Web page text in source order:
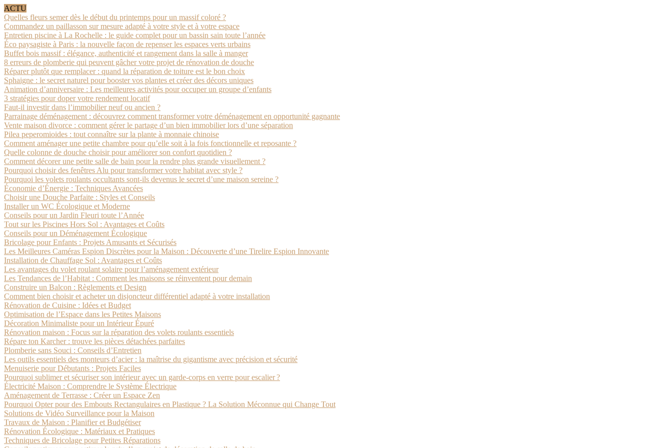
ACTU
Quelles fleurs semer dès le début du printemps pour un massif coloré ?
Commandez un paillasson sur mesure adapté à votre style et à votre espace
Entretien piscine à La Rochelle : le guide complet pour un bassin sain toute l’année
Éco paysagiste à Paris : la nouvelle façon de repenser les espaces verts urbains
Buffet bois massif : élégance, authenticité et rangement dans la salle à manger
8 erreurs de plomberie qui peuvent gâcher votre projet de rénovation de douche
Réparer plutôt que remplacer : quand la réparation de toiture est le bon choix
Sphaigne : le secret naturel pour booster vos plantes et créer des décors uniques
Animation d’anniversaire : Les meilleures activités pour occuper un groupe d’enfants
3 stratégies pour doper votre rendement locatif
Faut-il investir dans l’immobilier neuf ou ancien ?
Parrainage déménagement : découvrez comment transformer votre déménagement en opportunité gagnante
Vente maison divorce : comment gérer le partage d’un bien immobilier lors d’une séparation
Pilea peperomioides : tout connaître sur la plante à monnaie chinoise
Comment aménager une petite chambre pour qu’elle soit à la fois fonctionnelle et reposante ?
Quelle colonne de douche choisir pour améliorer son confort quotidien ?
Comment décorer une petite salle de bain pour la rendre plus grande visuellement ?
Pourquoi choisir des fenêtres Alu pour transformer votre habitat avec style ?
Pourquoi les volets roulants occultants sont-ils devenus le secret d’une maison sereine ?
Économie d’Énergie : Techniques Avancées
Choisir une Douche Parfaite : Styles et Conseils
Installer un WC Écologique et Moderne
Conseils pour un Jardin Fleuri toute l’Année
Tout sur les Piscines Hors Sol : Avantages et Coûts
Conseils pour un Déménagement Écologique
Bricolage pour Enfants : Projets Amusants et Sécurisés
Les Meilleures Caméras Espion Discrètes pour la Maison : Découverte d’une Tirelire Espion Innovante
Installation de Chauffage Sol : Avantages et Coûts
Les avantages du volet roulant solaire pour l’aménagement extérieur
Les Tendances de l’Habitat : Comment les maisons se réinventent pour demain
Construire un Balcon : Règlements et Design
Comment bien choisir et acheter un disjoncteur différentiel adapté à votre installation
Rénovation de Cuisine : Idées et Budget
Optimisation de l’Espace dans les Petites Maisons
Décoration Minimaliste pour un Intérieur Épuré
Rénovation maison : Focus sur la réparation des volets roulants essentiels
Répare ton Karcher : trouve les pièces détachées parfaites
Plomberie sans Souci : Conseils d’Entretien
Les outils essentiels des monteurs d’acier : la maîtrise du gigantisme avec précision et sécurité
Menuiserie pour Débutants : Projets Faciles
Pourquoi sublimer et sécuriser son intérieur avec un garde-corps en verre pour escalier ?
Électricité Maison : Comprendre le Système Électrique
Aménagement de Terrasse : Créer un Espace Zen
Pourquoi Opter pour des Embouts Rectangulaires en Plastique ? La Solution Méconnue qui Change Tout
Solutions de Vidéo Surveillance pour la Maison
Travaux de Maison : Planifier et Budgétiser
Rénovation Écologique : Matériaux et Pratiques
Techniques de Bricolage pour Petites Réparations